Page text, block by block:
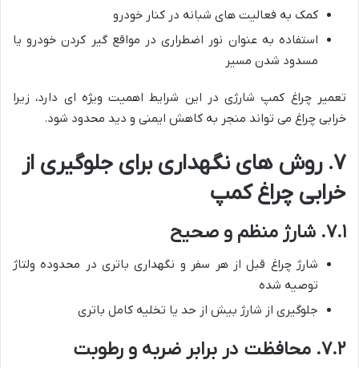
کمک به فعالیت های شبانه در کنار خودرو
استفاده به عنوان نور اضطراری در مواقع گیر کردن خودرو یا
مسدود شدن مسیر
تعمیر چراغ کمپ شارژی در این شرایط اهمیت ویژه ای دارد، زیرا
خرابی چراغ می تواند منجر به کاهش ایمنی و دید محدود شود.
۷. روش های نگهداری برای جلوگیری از
خرابی چراغ کمپ
۷.۱. شارژ منظم و صحیح
شارژ چراغ قبل از هر سفر و نگهداری باتری در محدوده ولتاژ
توصیه شده
جلوگیری از شارژ بیش از حد یا تخلیه کامل باتری
۷.۲. محافظت در برابر ضربه و رطوبت